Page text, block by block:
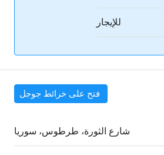
للإيجار
فتح على خرائط جوجل
شارع الثورة، طرطوس، سوريا